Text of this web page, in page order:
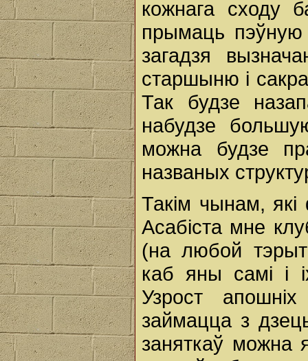
кожнага сходу
прымаць
загадзя
старшыню і
Так будзе
набудзе
можна будзе
названых
Такім чынам,
Асабіста мне
(на любой
каб яны самі і
Узрост
займацца з
заняткаў можна